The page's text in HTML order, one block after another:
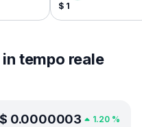
$ 1
tempo reale
$ 0.0000003 1.20 %